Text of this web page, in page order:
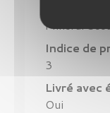
Mineral
Indice de
3
Livré avec
Oui